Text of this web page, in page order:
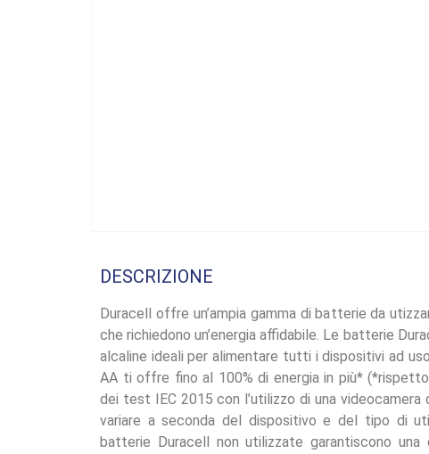
DESCRIZIONE
Duracell offre un’ampia gamma di batterie da
che richiedono un’energia affidabile. Le batterie
alcaline ideali per alimentare tutti i dispositivi ad
AA ti offre fino al 100% di energia in più*
dei test IEC 2015 con l’utilizzo di una
variare a seconda del dispositivo e del tipo di
batterie Duracell non utilizzate garantiscono